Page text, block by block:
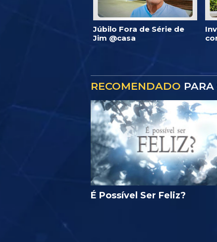
Júbilo Fora de Série de
Jim @casa
RECOMENDADO PARA
É Possível Ser Feliz?